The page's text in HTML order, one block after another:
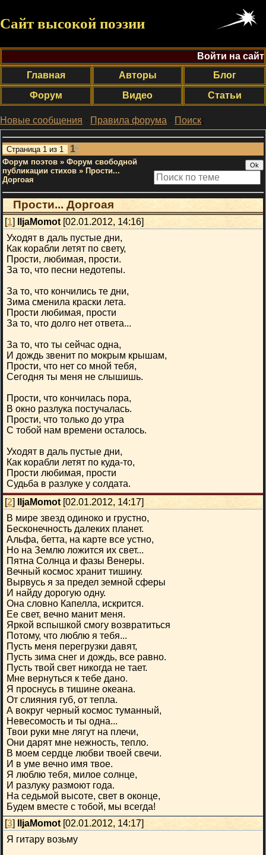
Сайт высокой поэзии
Войти на сайт
Главная
Авторы
Блог
Форум
Видео Статьи
Новые сообщения · Правила форума · Поиск;
Страница 1 из 1 1
Форум поэтов » Форум свободной
публикации стихов » Прости...
Доргоая
Прости... Доргоая
[1] IljaMomot[02.01.2012, 14:16]
Уходят в даль пустые дни,
Как корабли летят по свету,
Прости, любимая, прости.
За то, что песни недотепы.
За то, что кончились те дни,
Зима сменила краски лета.
Прости любимая, прости
За то, что долго нет ответа...
За то, что ты сейчас одна,
И дождь звенит по мокрым крышам,
Прости, что нет со мной тебя,
Сегодня ты меня не слышишь.
Прости, что кончилась пора,
В окно разлука постучалась.
Прости, что только до утра
С тобой нам времени осталось.
Уходят в даль пустые дни,
Как корабли летят по куда-то,
Прости любимая, прости
Судьба в разлуке у солдата.
[2] IljaMomot[02.01.2012, 14:17]
В мире звезд одиноко и грустно,
Бесконечность далеких планет.
Альфа, бетта, на карте все устно,
Но на Землю ложится их свет...
Пятна Солнца и фазы Венеры.
Вечный космос хранит тишину.
Вырвусь я за предел земной сферы
И найду дорогую одну.
Она словно Капелла, искрится.
Ее свет, вечно манит меня.
Яркой вспышкой смогу возвратиться
Потому, что люблю я тебя...
Пусть меня перегрузки давят,
Пусть зима снег и дождь, все равно.
Пусть твой свет никогда не тает.
Мне вернуться к тебе дано.
Я проснусь в тишине океана.
От слияния губ, от тепла.
А вокруг черный космос туманный,
Невесомость и ты одна...
Твои руки мне лягут на плечи,
Они дарят мне нежность, тепло.
В моем сердце любви твоей свечи.
И в уме вечно имя твое.
Я люблю тебя, милое солнце,
И разлуку размоют года.
На седьмой высоте, свет в оконце,
Будем вместе с тобой, мы всегда!
[3] IljaMomot[02.01.2012, 14:17]
Я гитару возьму